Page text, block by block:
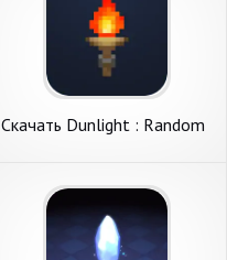
Скачать Dunlight : Random